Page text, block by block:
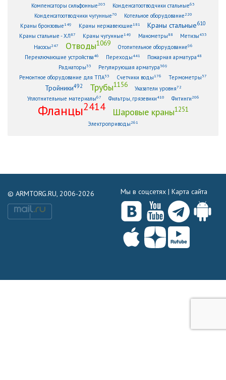
Компенсаторы сильфонные 203 Конденсатоотводчики стальные63
Конденсатоотводчики чугунные70 Котельное оборудование 220
Краны бронзовые149 Краны нержавеющие181 Краны стальные610
Краны стальные - ХЛ87 Краны чугунные149 Манометры88 Метизы433
Насосы 247 Отводы1069 Отопительное оборудование96
Переключающие устройства46 Переходы441 Пожарная арматура48
Радиаторы33 Регулирующая арматура369
Ремонтное оборудование для ТПА53 Счетчики воды176 Термометры 57
Тройники492 Трубы1156 Указатели уровня72
Уплотнительные материалы67 Фильтры, грязевики410 Фитинги 206
Фланцы2414 Шаровые краны1251
Электроприводы 261
© ARMTORG.RU, 2006-2026 Мы в соцсетях | Карта сайта